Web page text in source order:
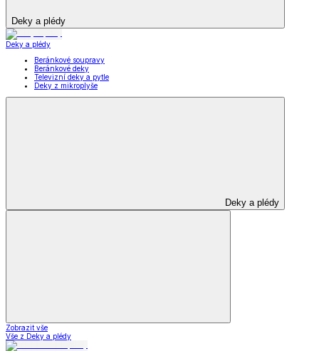
Deky a plédy
Deky a plédy
Beránkové soupravy
Beránkové deky
Televizní deky a pytle
Deky z mikroplyše
Deky a plédy
Zobrazit vše
Vše z Deky a plédy